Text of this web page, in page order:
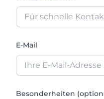
E-Mail
Besonderheiten